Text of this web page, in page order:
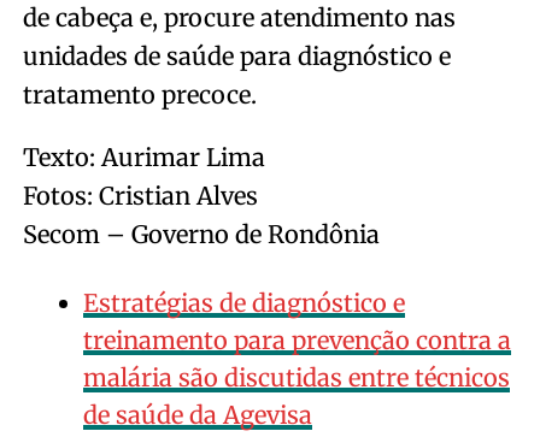
de cabeça e, procure atendimento nas
unidades de saúde para diagnóstico e
tratamento precoce.
Texto: Aurimar Lima
Fotos: Cristian Alves
Secom – Governo de Rondônia
Estratégias de diagnóstico e
treinamento para prevenção contra a
malária são discutidas entre técnicos
de saúde da Agevisa